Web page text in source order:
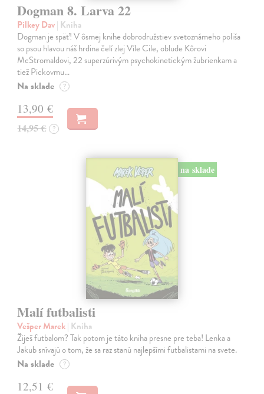
Dogman 8. Larva 22
Pilkey Dav| Kniha
Dogman je späť! V ôsmej knihe dobrodružstiev svetoznámeho poliša
so psou hlavou náš hrdina čelí zlej Víle Cile, oblude Kôrovi
McStromaldovi, 22 superzúrivým psychokinetickým žubrienkam a
tiež Pickovmu…
Na sklade ?
13,90 €
14,95 € ?
na sklade
Malí futbalisti
Vešper Marek| Kniha
Žiješ futbalom? Tak potom je táto kniha presne pre teba! Lenka a
Jakub snívajú o tom, že sa raz stanú najlepšími futbalistami na svete.
Na sklade ?
12,51 €